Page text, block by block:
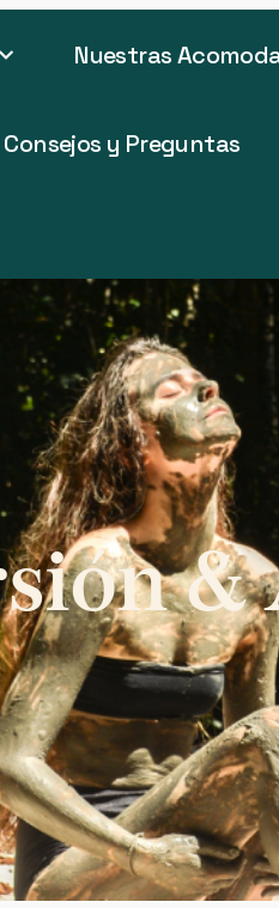
Nuestras
Consejos y Preguntas
&